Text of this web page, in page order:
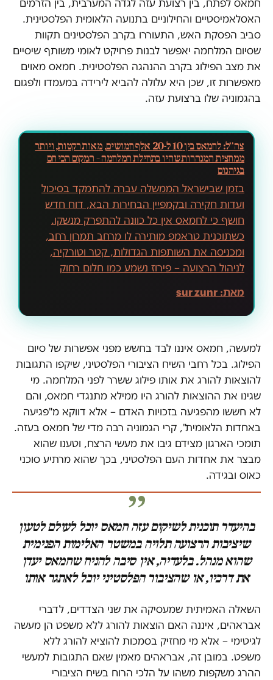
חמאס לפתח, בין רצועת עזה לגדה המערבית, בין הזרמים
האסלאמיסטיים והחילוניים בתנועה הלאומית הפלסטינית.
סביב הפסקת האש, התעוררו בקרב הפלסטינים תקוות
שסיום המלחמה יאפשר לבנות פרויקט לאומי משותף שיסיים
את מצב הפילוג בקרב ההנהגה הפלסטינית. חמאס מאוים
מאפשרות זו, שכן היא עלולה להביא לירידה במעמדו ולפגום
בהגמוניה שלו ברצועת עזה.
צה״ל: לחמאס בין 10 ל-20 אלף חמושים, מאות רקטות, ויותר
ממחצית המנהרות שהיו בתחילת המלחמה – המקום הכי חם
בגיהנום
בזמן שבישראל הממשלה עברה להתמקד בסיכול
ועדות חקירה ובקמפיין הבחירות הבא, דוח חדש
חושף כי לחמאס אין כל כוונה להתפרק מנשקו.
כשתוכנית טראמפ מותירה לו מרחב תמרון רחב,
ומכניסה את השותפות הגדולות, קטר וטורקיה,
לניהול הרצועה – פירוז נשמע כמו חלום רחוק
מאת: sur zunr
למעשה, חמאס איננו לבד בחשש מפני אפשרות של סיום
הפילוג. בכל רחבי השיח הציבורי הפלסטיני, שיקפו התגובות
להוצאות להורג את אותו פילוג ששרר לפני המלחמה. מי
שגינו את ההוצאות להורג היו ממילא מתנגדי חמאס, והם
לא חששו מהפגיעה בזכויות האדם – אלא דווקא מ"פגיעה
באחדות הלאומית", קרי הגמוניה רבה מדי של חמאס בעזה.
תומכי הארגון מצידם גיבו את מעשי הרצח, וטענו שהוא
מבצר את אחדות העם הפלסטיני, בכך שהוא מרתיע סוכני
כאוס ובגידה.
בהיעדר תוכנית לשיקום עזה חמאס יוכל לעולם לטעון
שיציבות הרצועה תלויה במשטר האלימות הפנימית
שהוא מנהל. בלעדיה, אין סיבה להניח שחמאס יעדן
את דרכיו, או שהציבור הפלסטיני יוכל לאתגר אותו
השאלה האמיתית שמעסיקה את שני הצדדים, לדברי
אבראהים, איננה האם הוצאות להורג ללא משפט הן מעשה
לגיטימי – אלא מי מחזיק בסמכות להוציא להורג ללא
משפט. במובן זה, אבראהים מאמין שאם התגובות למעשי
ההרג משקפות משהו על הלכי הרוח בשיח הציבורי